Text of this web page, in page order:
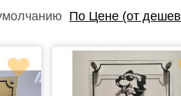
По Цене (от